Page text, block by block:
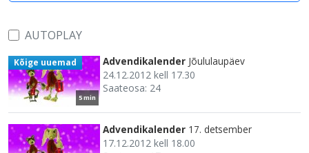
AUTOPLAY
5 min
Kõige uuemad Advendikalender Jõululaupäev
24.12.2012 kell 17.30
Saateosa: 24
Advendikalender 17. detsember
17.12.2012 kell 18.00